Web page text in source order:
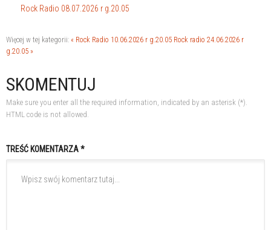
Rock Radio 08.07.2026 r g.20.05
Więcej w tej kategorii: « Rock Radio 10.06.2026 r g.20.05 Rock radio 24.06.2026 r
g.20.05 »
SKOMENTUJ
Make sure you enter all the required information, indicated by an asterisk (*).
HTML code is not allowed.
TREŚĆ KOMENTARZA *